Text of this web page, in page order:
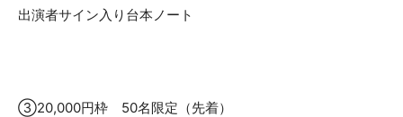
出演者サイン入り台本ノート
③20,000円枠 50名限定（先着）